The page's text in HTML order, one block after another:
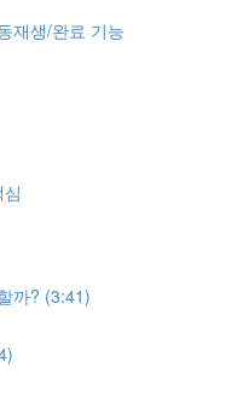
재생/완료 기능
까? (3:41)